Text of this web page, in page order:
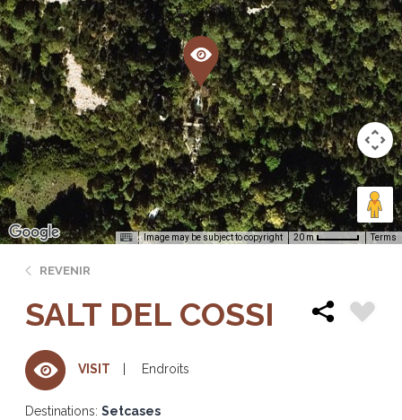
Image may be subject to copyright 20 m Terms
REVENIR
SALT DEL COSSI
VISIT Endroits
Destinations: Setcases